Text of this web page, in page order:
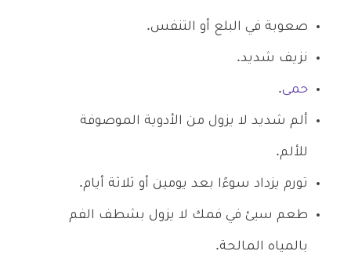
صعوبة في البلع أو التنفس.
نزيف شديد.
حمى.
ألم شديد لا يزول من الأدوية الموصوفة
للألم.
تورم يزداد سوءًا بعد يومين أو ثلاثة أيام.
طعم سيئ في فمك لا يزول بشطف الفم
بالمياه المالحة.